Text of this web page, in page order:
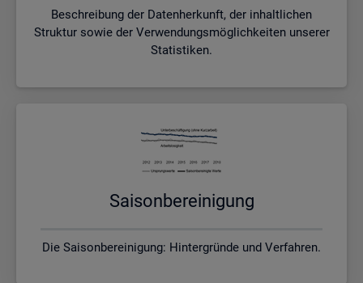
Beschreibung der Datenherkunft, der inhaltlichen
Struktur sowie der Verwendungsmöglichkeiten unserer
Statistiken.
Sai­son­be­rei­ni­gung
Die Saisonbereinigung: Hintergründe und Verfahren.